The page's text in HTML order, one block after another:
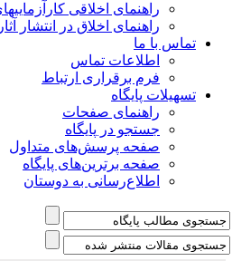
راهنمای اخلاقی کارآزماییهای
راهنمای اخلاق در انتشار
تماس با ما
اطلاعات تماس
فرم برقراری ارتباط
تسهیلات پایگاه
راهنمای صفحات
جستجو در پایگاه
صفحه پرسش‌های متداول
صفحه برترین‌های پایگاه
اطلاع‌رسانی به دوستان